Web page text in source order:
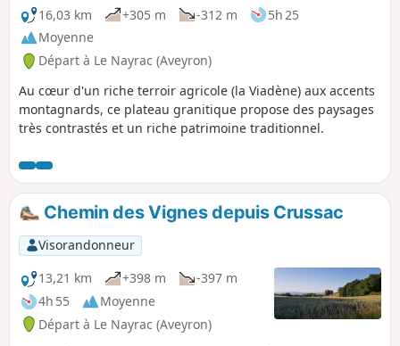
16,03 km
+305 m -312 m
5h 25
Moyenne
Départ à Le Nayrac (Aveyron)
Au cœur d'un riche terroir agricole (la Viadène) aux accents
montagnards, ce plateau granitique propose des paysages
très contrastés et un riche patrimoine traditionnel.
Chemin des Vignes depuis Crussac
Visorandonneur
13,21 km
+398 m
-397 m
4h 55
Moyenne
Départ à Le Nayrac (Aveyron)